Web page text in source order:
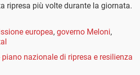
ripresa più volte durante la giornata.
europea, governo Meloni,
piano nazionale di ripresa e resilienza